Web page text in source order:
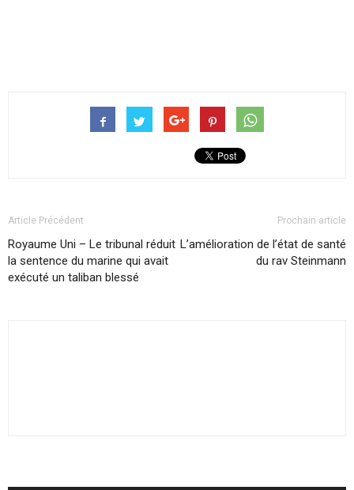
Article Précédent
Royaume Uni – Le tribunal réduit
la sentence du marine qui avait
exécuté un taliban blessé
Prochain article
L’amélioration de l’état de santé
du rav Steinmann